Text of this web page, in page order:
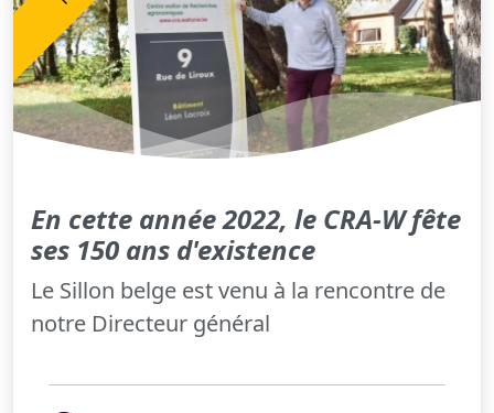
En cette année 2022, le CRA-W fête
ses 150 ans d'existence
Le Sillon belge est venu à la rencontre de
notre Directeur général